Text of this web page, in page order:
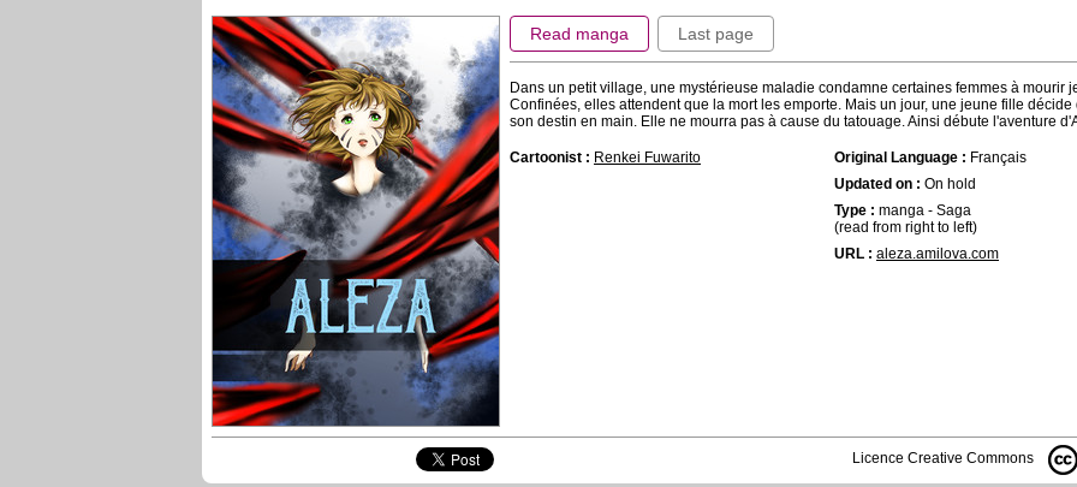
Read manga Last page
Dans un petit village, une mystérieuse maladie condamne certaines femmes à mourir
Confinées, elles attendent que la mort les emporte. Mais un jour, une jeune fille décide
son destin en main. Elle ne mourra pas à cause du tatouage. Ainsi débute l'aventure
Cartoonist : Renkei Fuwarito Original Language : Français
Updated on : On hold
Type : manga - Saga
(read from right to left)
URL : aleza.amilova.com
Licence Creative Commons